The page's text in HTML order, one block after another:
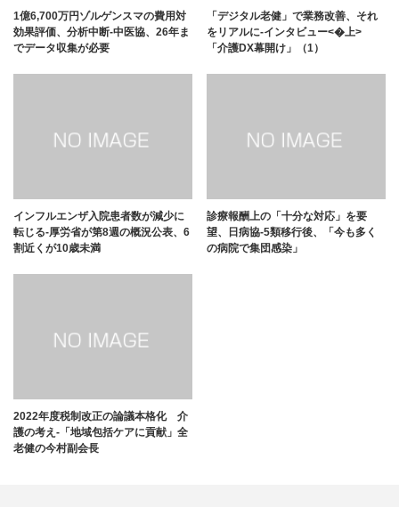
1億6,700万円ゾルゲンスマの費用対
効果評価、分析中断-中医協、26年ま
でデータ収集が必要
「デジタル老健」で業務改善、それ
をリアルに-インタビュー<�上>
「介護DX幕開け」（1）
インフルエンザ入院患者数が減少に
転じる-厚労省が第8週の概況公表、6
割近くが10歳未満
診療報酬上の「十分な対応」を要
望、日病協-5類移行後、「今も多く
の病院で集団感染」
2022年度税制改正の論議本格化 介
護の考え-「地域包括ケアに貢献」全
老健の今村副会長